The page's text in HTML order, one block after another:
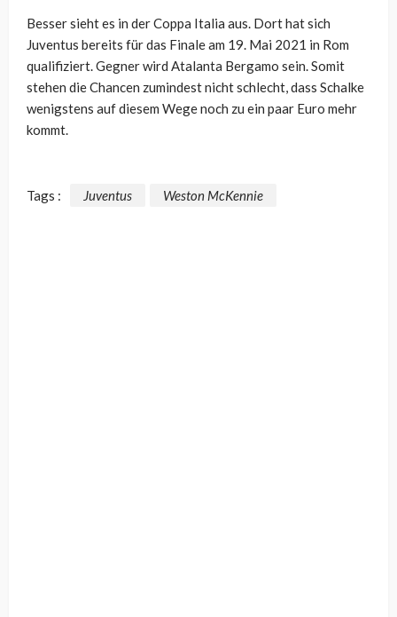
Besser sieht es in der Coppa Italia aus. Dort hat sich
Juventus bereits für das Finale am 19. Mai 2021 in Rom
qualifiziert. Gegner wird Atalanta Bergamo sein. Somit
stehen die Chancen zumindest nicht schlecht, dass Schalke
wenigstens auf diesem Wege noch zu ein paar Euro mehr
kommt.
Tags : Juventus Weston McKennie